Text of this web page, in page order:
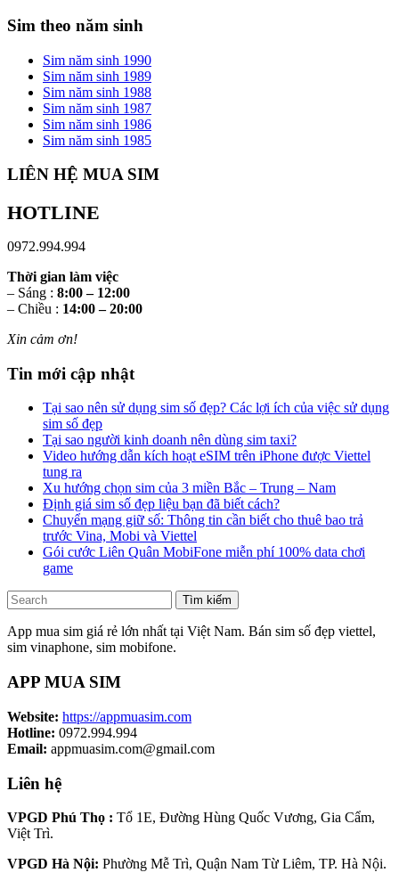
Sim theo năm sinh
Sim năm sinh 1990
Sim năm sinh 1989
Sim năm sinh 1988
Sim năm sinh 1987
Sim năm sinh 1986
Sim năm sinh 1985
LIÊN HỆ MUA SIM
HOTLINE
0972.994.994
Thời gian làm việc
– Sáng : 8:00 – 12:00
– Chiều : 14:00 – 20:00
Xin cảm ơn!
Tin mới cập nhật
Tại sao nên sử dụng sim số đẹp? Các lợi ích của việc sử dụng
sim số đẹp
Tại sao người kinh doanh nên dùng sim taxi?
Video hướng dẫn kích hoạt eSIM trên iPhone được Viettel
tung ra
Xu hướng chọn sim của 3 miền Bắc – Trung – Nam
Định giá sim số đẹp liệu bạn đã biết cách?
Chuyển mạng giữ số: Thông tin cần biết cho thuê bao trả
trước Vina, Mobi và Viettel
Gói cước Liên Quân MobiFone miễn phí 100% data chơi
game
Tìm kiếm
App mua sim giá rẻ lớn nhất tại Việt Nam. Bán sim số đẹp viettel,
sim vinaphone, sim mobifone.
APP MUA SIM
Website: https://appmuasim.com
Hotline: 0972.994.994
Email: appmuasim.com@gmail.com
Liên hệ
VPGD Phú Thọ : Tổ 1E, Đường Hùng Quốc Vương, Gia Cẩm,
Việt Trì.
VPGD Hà Nội: Phường Mễ Trì, Quận Nam Từ Liêm, TP. Hà Nội.